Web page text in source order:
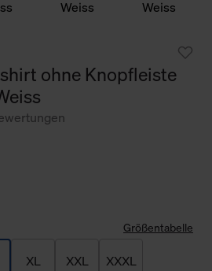
ohne Knopfleiste
Größentabelle
XL XXL XXXL